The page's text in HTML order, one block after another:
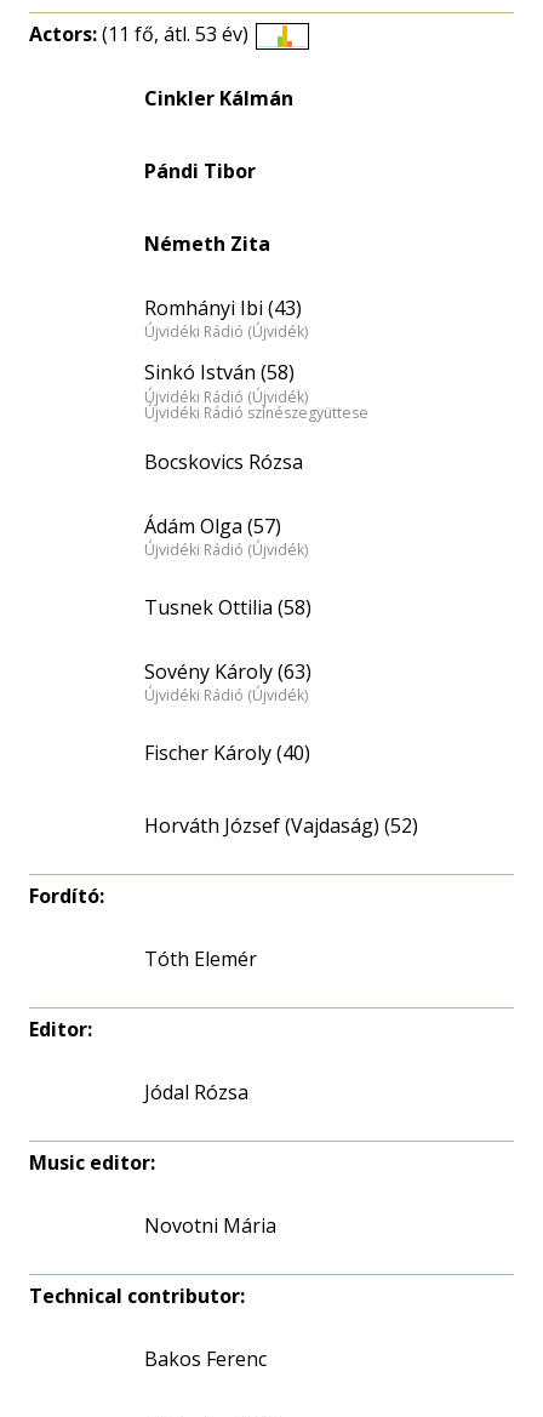
Actors:(11 fő, átl. 53 év)
eloszlás
Cinkler Kálmán
Pándi Tibor
Németh Zita
Romhányi Ibi (43)
Újvidéki Rádió (Újvidék)
Sinkó István (58)
Újvidéki Rádió (Újvidék)
Újvidéki Rádió színészegyüttese
Bocskovics Rózsa
Ádám Olga (57)
Újvidéki Rádió (Újvidék)
Tusnek Ottilia (58)
Sovény Károly (63)
Újvidéki Rádió (Újvidék)
Fischer Károly (40)
Horváth József (Vajdaság) (52)
Fordító:
Tóth Elemér
Editor:
Jódal Rózsa
Music editor:
Novotni Mária
Technical contributor:
Bakos Ferenc